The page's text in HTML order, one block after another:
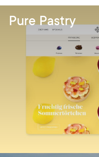
Pure Pastry